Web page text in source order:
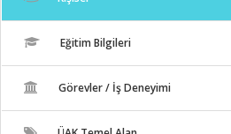
Eğitim Bilgileri
Görevler / İş Deneyimi